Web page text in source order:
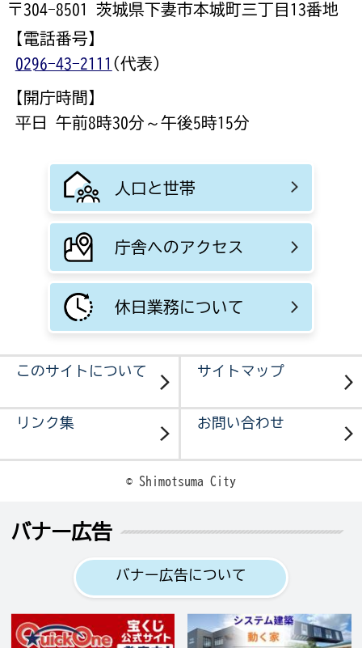
〒304-8501 茨城県下妻市本城町三丁目13番地
【電話番号】
0296-43-2111 (代表)
【開庁時間】
平日 午前8時30分～午後5時15分
人口と世帯
庁舎へのアクセス
休日業務について
このサイトについて サイトマップ
リンク集 お問い合わせ
© Shimotsuma City
バナー広告
バナー広告について